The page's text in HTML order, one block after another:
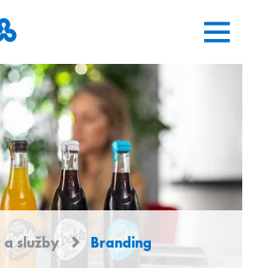
a služby Branding